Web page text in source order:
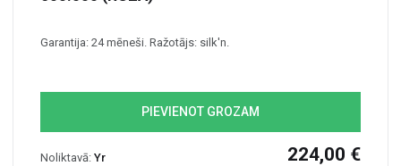
Garantija: 24 mēneši. Ražotājs: silk'n.
PIEVIENOT GROZAM
Noliktavā: Yr 224,00 €